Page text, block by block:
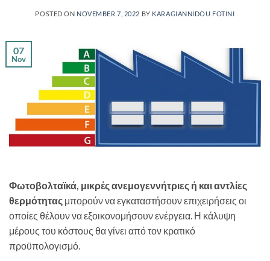
POSTED ON NOVEMBER 7, 2022 BY KARAGIANNIDOU FOTINI
07
Nov
Φωτοβολταϊκά, μικρές ανεμογεννήτριες ή και αντλίες
θερμότητας μπορούν να εγκαταστήσουν επιχειρήσεις οι
οποίες θέλουν να εξοικονομήσουν ενέργεια. Η κάλυψη
μέρους του κόστους θα γίνει από τον κρατικό
προϋπολογισμό.